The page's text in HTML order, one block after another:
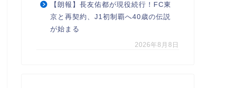
【朗報】長友佑都が現役続行！FC東
京と再契約、J1初制覇へ40歳の伝説
が始まる
2026年8月8日